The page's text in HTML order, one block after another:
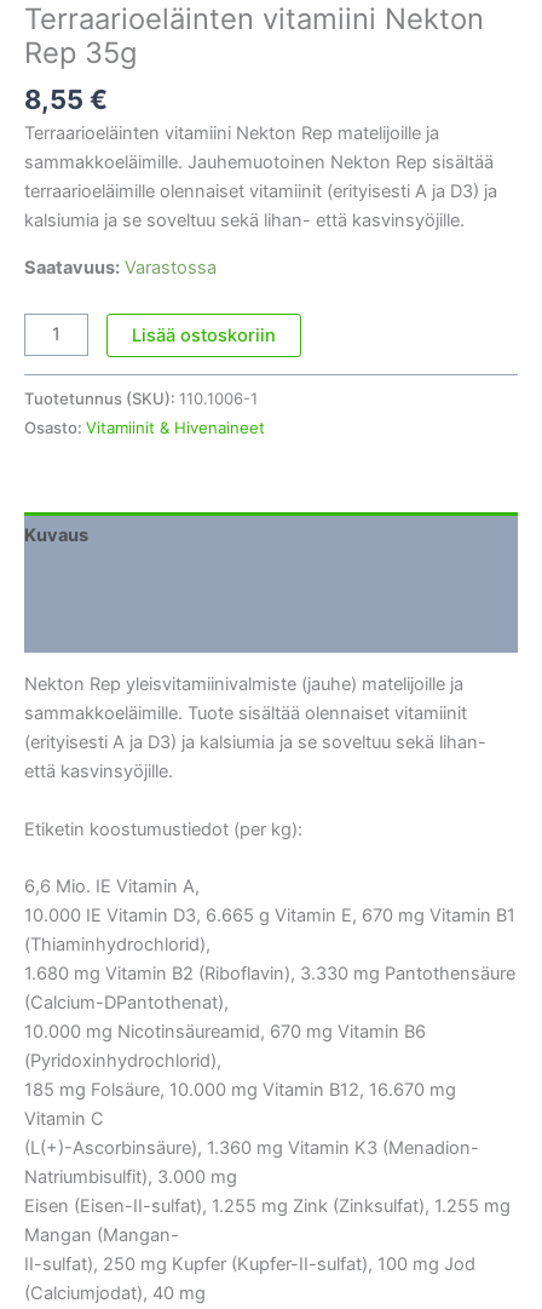
Terraarioeläinten vitamiini Nekton
Rep 35g
8,55 €
Terraarioeläinten vitamiini Nekton Rep matelijoille ja
sammakkoeläimille. Jauhemuotoinen Nekton Rep sisältää
terraarioeläimille olennaiset vitamiinit (erityisesti A ja D3) ja
kalsiumia ja se soveltuu sekä lihan- että kasvinsyöjille.
Saatavuus: Varastossa
Terraarioeläinten
vitamiini
Lisää ostoskoriin
Tuotetunnus (SKU): 110.1006-1
Osasto: Vitamiinit & Hivenaineet
Kuvaus
Nekton Rep yleisvitamiinivalmiste (jauhe) matelijoille ja
sammakkoeläimille. Tuote sisältää olennaiset vitamiinit
(erityisesti A ja D3) ja kalsiumia ja se soveltuu sekä lihan-
että kasvinsyöjille.
Etiketin koostumustiedot (per kg):
6,6 Mio. IE Vitamin A,
10.000 IE Vitamin D3, 6.665 g Vitamin E, 670 mg Vitamin B1
(Thiaminhydrochlorid),
1.680 mg Vitamin B2 (Riboflavin), 3.330 mg Pantothensäure
(Calcium-DPantothenat),
10.000 mg Nicotinsäureamid, 670 mg Vitamin B6
(Pyridoxinhydrochlorid),
185 mg Folsäure, 10.000 mg Vitamin B12, 16.670 mg
Vitamin C
(L(+)-Ascorbinsäure), 1.360 mg Vitamin K3 (Menadion-
Natriumbisulfit), 3.000 mg
Eisen (Eisen-II-sulfat), 1.255 mg Zink (Zinksulfat), 1.255 mg
Mangan (Mangan-
II-sulfat), 250 mg Kupfer (Kupfer-II-sulfat), 100 mg Jod
(Calciumjodat), 40 mg